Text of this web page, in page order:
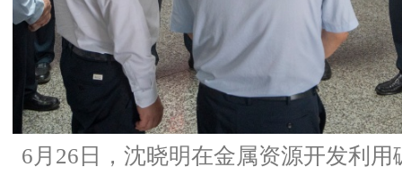
6月26日，沈晓明在金属资源开发利